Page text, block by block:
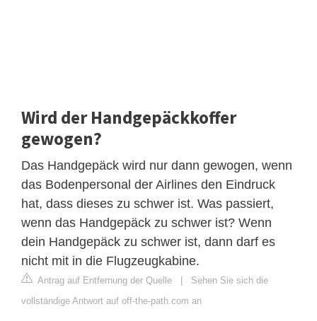
Wird der Handgepäckkoffer
gewogen?
Das Handgepäck wird nur dann gewogen, wenn
das Bodenpersonal der Airlines den Eindruck
hat, dass dieses zu schwer ist. Was passiert,
wenn das Handgepäck zu schwer ist? Wenn
dein Handgepäck zu schwer ist, dann darf es
nicht mit in die Flugzeugkabine.
Antrag auf Entfernung der Quelle | Sehen Sie sich die
vollständige Antwort auf off-the-path.com an